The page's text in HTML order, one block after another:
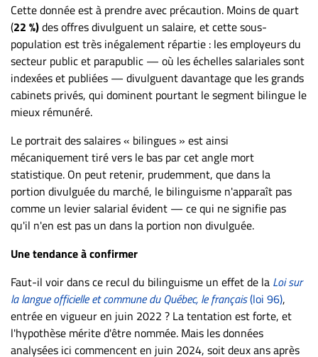
Cette donnée est à prendre avec précaution. Moins de quart
(22 %)des offres divulguent un salaire, et cette sous-
population est très inégalement répartie : les employeurs du
secteur public et parapublic — où les échelles salariales sont
indexées et publiées — divulguent davantage que les grands
cabinets privés, qui dominent pourtant le segment bilingue le
mieux rémunéré.
Le portrait des salaires « bilingues » est ainsi
mécaniquement tiré vers le bas par cet angle mort
statistique. On peut retenir, prudemment, que dans la
portion divulguée du marché, le bilinguisme n'apparaît pas
comme un levier salarial évident — ce qui ne signifie pas
qu'il n'en est pas un dans la portion non divulguée.
Une tendance à confirmer
Faut-il voir dans ce recul du bilinguisme un effet de la Loi sur
la langue officielle et commune du Québec, le français(loi 96),
entrée en vigueur en juin 2022 ? La tentation est forte, et
l'hypothèse mérite d'être nommée. Mais les données
analysées ici commencent en juin 2024, soit deux ans après